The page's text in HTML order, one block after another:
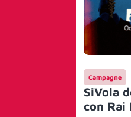
Campagne
SiVola
con Rai